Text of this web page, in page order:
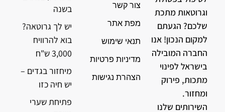
וגרוטאות מתכת
שלכם? הגעתם
למקום הנכון! אנו
החברה המובילה
בישראל לפינוי
מתכות, פירוק
ומחזור.
השירותים שלנו
צור קשר
מפת אתר
תנאי שימוש
מדיניות פרטיות
הצהרת נגישות
בשנה
יש לך גרוטאה?
בוא להרוויח
3,000 ש"ח
מיחזור בגדים –
יש חיה כזו
פתיחת שערי